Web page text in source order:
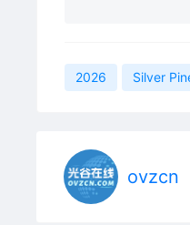
2026 Silver
ovzcn